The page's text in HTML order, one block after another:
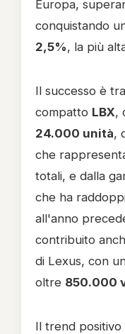
Europa,
conquistando
2,5%, la più
Il successo è
compatto LBX,
24.000 unità,
che
totali, e dalla
che ha
all'anno
contribuito
di Lexus, con
oltre 850.000
Il trend positivo